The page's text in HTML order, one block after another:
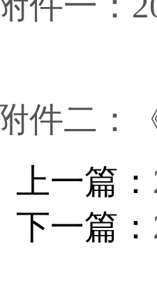
附件二：
上一篇：
下一篇：